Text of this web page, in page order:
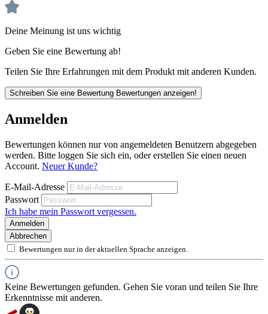
Unsere anwendungstechnischen Empfehlungen dienen der Unterstützung
des Käufers bzw. Verarbeiters.
Sie entbinden nicht davon, unsere Produkte grundsätzlich auf ihre Eignung
prüfen.
Maßband Länge / Bandbreite: 5m / 25mm
Deine Meinung ist uns wichtig
Geben Sie eine Bewertung ab!
Teilen Sie Ihre Erfahrungen mit dem Produkt mit anderen Kunden.
Schreiben Sie eine Bewertung Bewertungen anzeigen!
Anmelden
Bewertungen können nur von angemeldeten Benutzern abgegeben
werden. Bitte loggen Sie sich ein, oder erstellen Sie einen neuen
Account. Neuer Kunde?
E-Mail-Adresse
Passwort
Ich habe mein Passwort vergessen.
Anmelden
Abbrechen
Bewertungen nur in der aktuellen Sprache anzeigen.
Keine Bewertungen gefunden. Gehen Sie voran und teilen Sie Ihre
Erkenntnisse mit anderen.